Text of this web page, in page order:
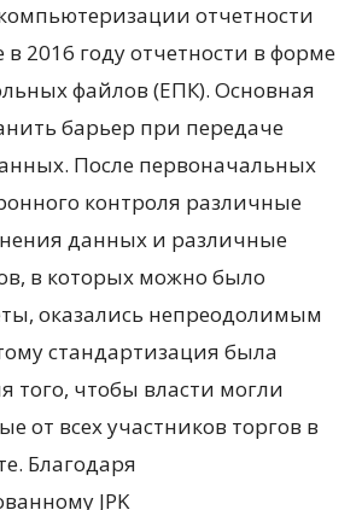
отчетности
в 2016 году отчетности в форме
файлов (ЕПК). Основная
барьер при передаче
После первоначальных
контроля различные
данных и различные
в которых можно было
оказались непреодолимым
стандартизация была
того, чтобы власти могли
от всех участников торгов в
Благодаря
JPK